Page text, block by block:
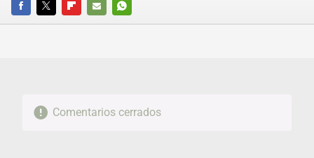
FACEBOOKTWITTERFLIPBOARD
E-
WHATSAPP
Comentarios cerrados